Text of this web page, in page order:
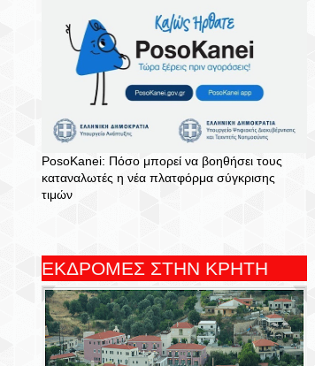
PosoKanei: Πόσο μπορεί να βοηθήσει τους
καταναλωτές η νέα πλατφόρμα σύγκρισης
τιμών
ΕΚΔΡΟΜΕΣ ΣΤΗΝ ΚΡΗΤΗ